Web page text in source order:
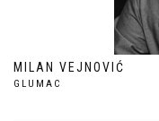
MILAN VEJNOVIĆ
GLUMAC